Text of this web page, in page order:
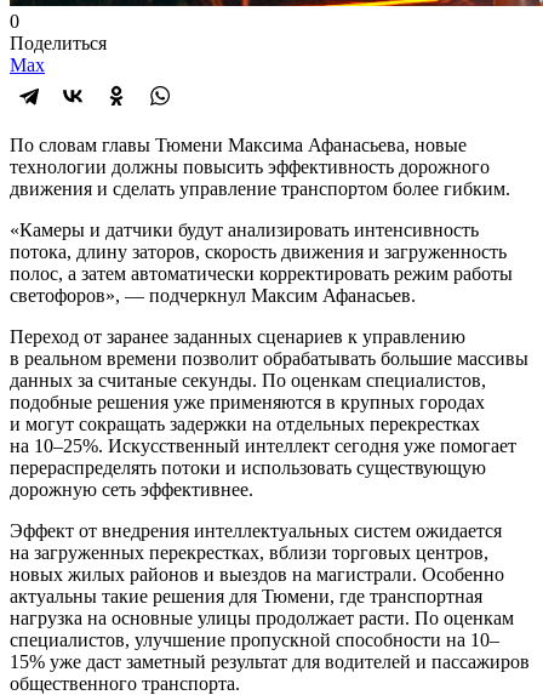
0
Поделиться
Max
По словам главы Тюмени Максима Афанасьева, новые
технологии должны повысить эффективность дорожного
движения и сделать управление транспортом более гибким.
«Камеры и датчики будут анализировать интенсивность
потока, длину заторов, скорость движения и загруженность
полос, а затем автоматически корректировать режим работы
светофоров», — подчеркнул Максим Афанасьев.
Переход от заранее заданных сценариев к управлению
в реальном времени позволит обрабатывать большие массивы
данных за считаные секунды. По оценкам специалистов,
подобные решения уже применяются в крупных городах
и могут сокращать задержки на отдельных перекрестках
на 10–25%. Искусственный интеллект сегодня уже помогает
перераспределять потоки и использовать существующую
дорожную сеть эффективнее.
Эффект от внедрения интеллектуальных систем ожидается
на загруженных перекрестках, вблизи торговых центров,
новых жилых районов и выездов на магистрали. Особенно
актуальны такие решения для Тюмени, где транспортная
нагрузка на основные улицы продолжает расти. По оценкам
специалистов, улучшение пропускной способности на 10–
15% уже даст заметный результат для водителей и пассажиров
общественного транспорта.